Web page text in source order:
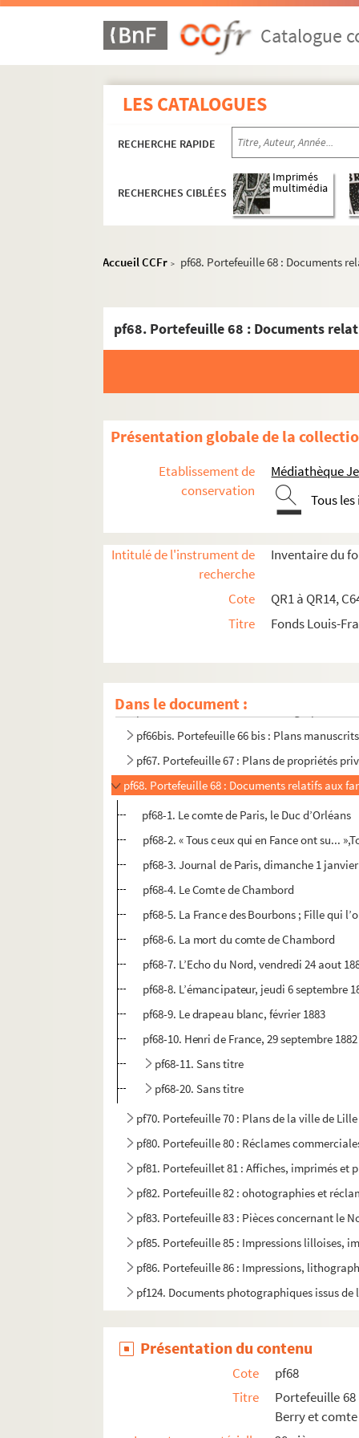
Catalogue
LES CATALOGUES
RECHERCHE RAPIDE
RECHERCHES CIBLÉES
Imprimés
multimédia
Accueil CCFr > pf68. Portefeuille 68 : Documents
Présentation globale de la
Etablissement de
conservation
Médiathèque
Tous
Intitulé de l'instrument de
recherche
Inventaire du
Cote
QR1 à QR14,
Titre
Fonds Louis-
Dans le document :
qr2. Eléments biographiques de personnages
qr3. Documents anciens : villes par
qr8. I à IX - Mémoires imprimées
qr11. Factum issus du Don rombaut
qr4. Documents anciens : Arrondissement de
qr5. Documentation pour travaux à publier
qr14. Ouvrages de Quarré-Reybourbon
pf65. Portefeuille 65 : Pièces concernant la
pf66-1. Portefeuille 66-1 : Gravures et
pf66-2. Portefeuille 66 -2 : Photographies
pf66bis. Portefeuille 66 bis : Plans
pf67. Portefeuille 67 : Plans de propriétés
pf68. Portefeuille 68 : Documents relatifs aux
pf68-1. Le comte de Paris, le Duc d’Orléans
pf68-2. « Tous ceux qui en Fance ont su...
pf68-3. Journal de Paris, dimanche 1
pf68-4. Le Comte de Chambord
pf68-5. La France des Bourbons ; Fille qui
pf68-6. La mort du comte de Chambord
pf68-7. L’Echo du Nord, vendredi 24 aout
pf68-8. L’émancipateur, jeudi 6 septembre
pf68-9. Le drapeau blanc, février 1883
pf68-10. Henri de France, 29 septembre 1882
pf68-11. Sans titre
pf68-20. Sans titre
pf70. Portefeuille 70 : Plans de la ville de
pf80. Portefeuille 80 : Réclames
pf81. Portefeuillet 81 : Affiches, imprimés
pf82. Portefeuille 82 : ohotographies et
pf83. Portefeuille 83 : Pièces concernant le
pf85. Portefeuille 85 : Impressions lilloises,
pf86. Portefeuille 86 : Impressions,
pf124. Documents photographiques issus
Présentation du contenu
Cote
pf68
Titre
Portefeuille
Berry et